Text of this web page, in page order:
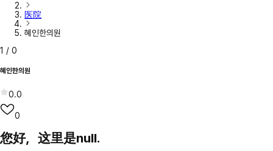
医院
혜인한의원
1 / 0
혜인한의원
0.0
0
您好，这里是null.